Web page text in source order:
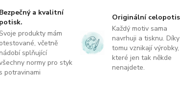
Bezpečný a kvalitní
potisk.
produkty mám
otestované, včetně
nádobí splňující
normy pro styk
s potravinami
Originální
Každý motiv sama
navrhuji a tisknu. Díky
tomu vznikají výrobky,
které jen tak někde
nenajdete.